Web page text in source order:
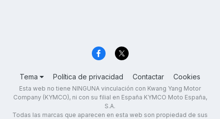
Tema Política de privacidad Contactar Cookies
Esta web no tiene NINGUNA vinculación con Kwang Yang Motor
Company (KYMCO), ni con su filial en España KYMCO Moto España,
S.A.
Todas las marcas que aparecen en esta web son propiedad de sus